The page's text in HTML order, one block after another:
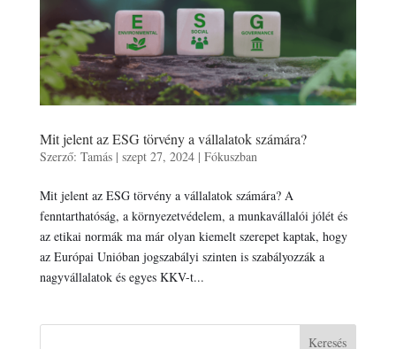
Mit jelent az ESG törvény a vállalatok számára?
Szerző: Tamás| szept 27, 2024| Fókuszban
Mit jelent az ESG törvény a vállalatok számára? A
fenntarthatóság, a környezetvédelem, a munkavállalói jólét és
az etikai normák ma már olyan kiemelt szerepet kaptak, hogy
az Európai Unióban jogszabályi szinten is szabályozzák a
nagyvállalatok és egyes KKV-t...
Keresés